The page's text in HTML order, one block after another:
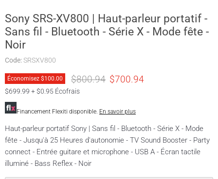
Sony SRS-XV800 | Haut-parleur portatif -
Sans fil - Bluetooth - Série X - Mode fête -
Noir
Code:SRSXV800
Économisez $100.00 Prix original
$800.94 Prix actuel
$700.94
$699.99 + $0.95 Écofrais
Financement Flexiti disponible. En savoir plus
Haut-parleur portatif Sony | Sans fil - Bluetooth - Série X - Mode
fête - Jusqu'à 25 Heures d'autonomie - TV Sound Booster - Party
connect - Entrée guitare et microphone - USB A - Écran tactile
illuminé - Bass Reflex - Noir